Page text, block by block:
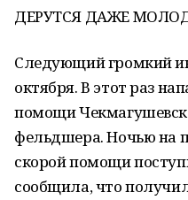
ДЕРУТСЯ ДАЖЕ
Следующий громкий
октября. В этот раз
помощи
фельдшера. Ночью на
скорой помощи
сообщила, что